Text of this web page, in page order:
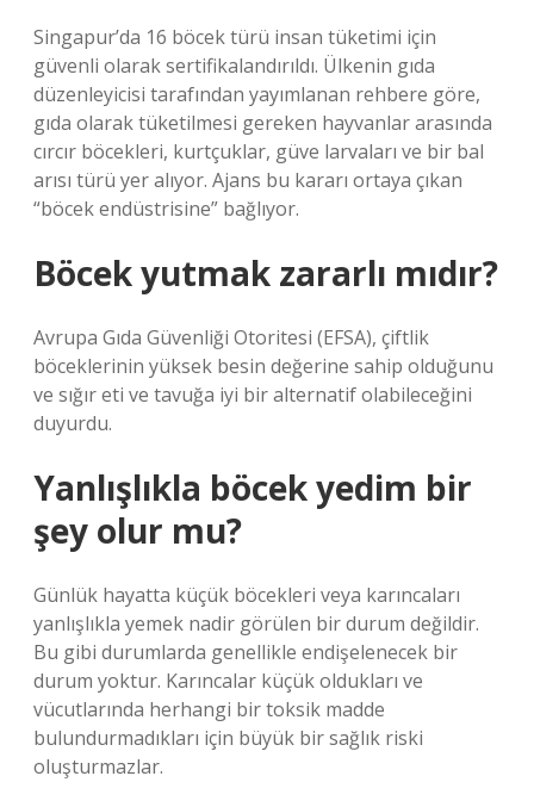
Singapur’da 16 böcek türü insan tüketimi için
güvenli olarak sertifikalandırıldı. Ülkenin gıda
düzenleyicisi tarafından yayımlanan rehbere göre,
gıda olarak tüketilmesi gereken hayvanlar arasında
cırcır böcekleri, kurtçuklar, güve larvaları ve bir bal
arısı türü yer alıyor. Ajans bu kararı ortaya çıkan
“böcek endüstrisine” bağlıyor.
Böcek yutmak zararlı mıdır?
Avrupa Gıda Güvenliği Otoritesi (EFSA), çiftlik
böceklerinin yüksek besin değerine sahip olduğunu
ve sığır eti ve tavuğa iyi bir alternatif olabileceğini
duyurdu.
Yanlışlıkla böcek yedim bir
şey olur mu?
Günlük hayatta küçük böcekleri veya karıncaları
yanlışlıkla yemek nadir görülen bir durum değildir.
Bu gibi durumlarda genellikle endişelenecek bir
durum yoktur. Karıncalar küçük oldukları ve
vücutlarında herhangi bir toksik madde
bulundurmadıkları için büyük bir sağlık riski
oluşturmazlar.